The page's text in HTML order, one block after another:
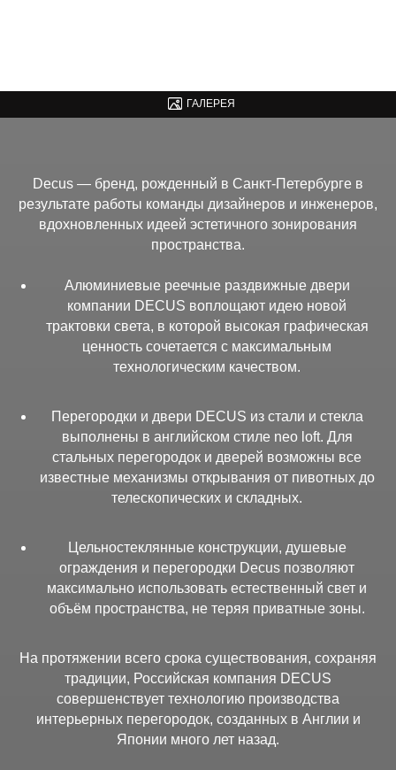
ГАЛЕРЕЯ
Decus — бренд, рожденный в Санкт-Петербурге в
результате работы команды дизайнеров и инженеров,
вдохновленных идеей эстетичного зонирования
пространства.
Алюминиевые реечные раздвижные двери
компании DECUS воплощают идею новой
трактовки света, в которой высокая графическая
ценность сочетается с максимальным
технологическим качеством.
Перегородки и двери DECUS из стали и стекла
выполнены в английском стиле neo loft. Для
стальных перегородок и дверей возможны все
известные механизмы открывания от пивотных до
телескопических и складных.
Цельностеклянные конструкции, душевые
ограждения и перегородки Decus позволяют
максимально использовать естественный свет и
объём пространства, не теряя приватные зоны.
На протяжении всего срока существования, сохраняя
традиции, Российская компания DECUS
совершенствует технологию производства
интерьерных перегородок, созданных в Англии и
Японии много лет назад.